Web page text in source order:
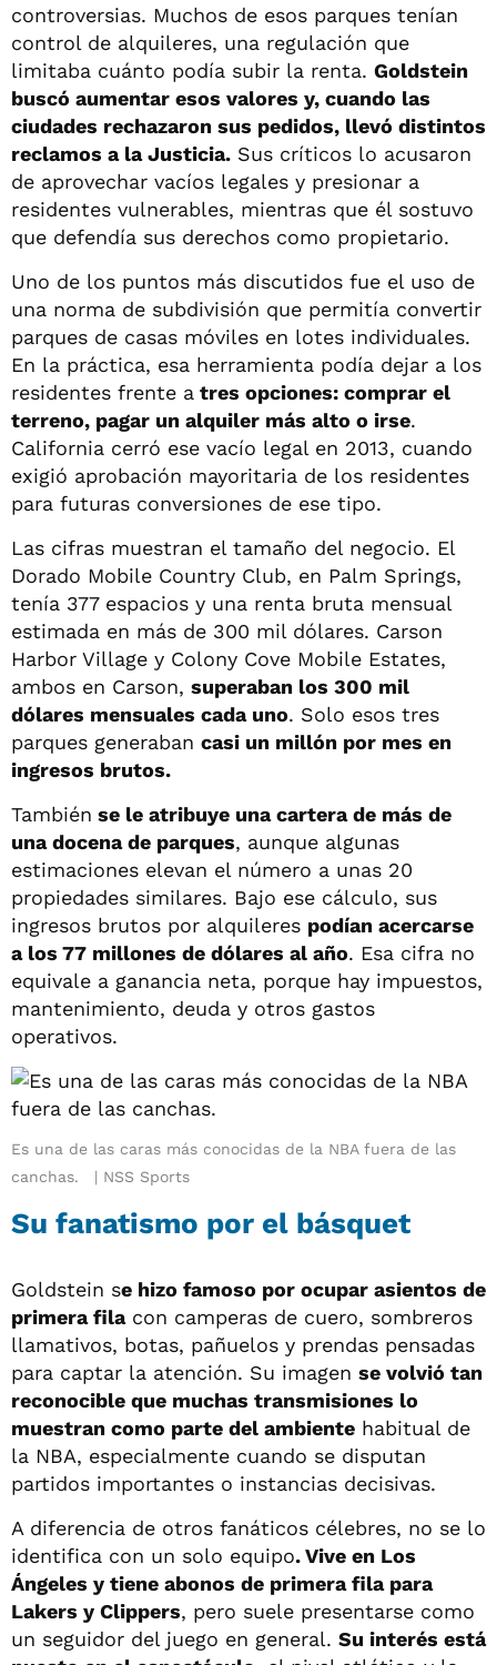
controversias. Muchos de esos parques tenían
control de alquileres, una regulación que
limitaba cuánto podía subir la renta. Goldstein
buscó aumentar esos valores y, cuando las
ciudades rechazaron sus pedidos, llevó distintos
reclamos a la Justicia. Sus críticos lo acusaron
de aprovechar vacíos legales y presionar a
residentes vulnerables, mientras que él sostuvo
que defendía sus derechos como propietario.
Uno de los puntos más discutidos fue el uso de
una norma de subdivisión que permitía convertir
parques de casas móviles en lotes individuales.
En la práctica, esa herramienta podía dejar a los
residentes frente a tres opciones: comprar el
terreno, pagar un alquiler más alto o irse.
California cerró ese vacío legal en 2013, cuando
exigió aprobación mayoritaria de los residentes
para futuras conversiones de ese tipo.
Las cifras muestran el tamaño del negocio. El
Dorado Mobile Country Club, en Palm Springs,
tenía 377 espacios y una renta bruta mensual
estimada en más de 300 mil dólares. Carson
Harbor Village y Colony Cove Mobile Estates,
ambos en Carson, superaban los 300 mil
dólares mensuales cada uno. Solo esos tres
parques generaban casi un millón por mes en
ingresos brutos.
También se le atribuye una cartera de más de
una docena de parques, aunque algunas
estimaciones elevan el número a unas 20
propiedades similares. Bajo ese cálculo, sus
ingresos brutos por alquileres podían acercarse
a los 77 millones de dólares al año. Esa cifra no
equivale a ganancia neta, porque hay impuestos,
mantenimiento, deuda y otros gastos
operativos.
Es una de las caras más conocidas de la NBA fuera de las
canchas.
NSS Sports
Su fanatismo por el básquet
Goldstein se hizo famoso por ocupar asientos de
primera filacon camperas de cuero, sombreros
llamativos, botas, pañuelos y prendas pensadas
para captar la atención. Su imagen se volvió tan
reconocible que muchas transmisiones lo
muestran como parte del ambiente habitual de
la NBA, especialmente cuando se disputan
partidos importantes o instancias decisivas.
A diferencia de otros fanáticos célebres, no se lo
identifica con un solo equipo. Vive en Los
Ángeles y tiene abonos de primera fila para
Lakers y Clippers, pero suele presentarse como
un seguidor del juego en general. Su interés está